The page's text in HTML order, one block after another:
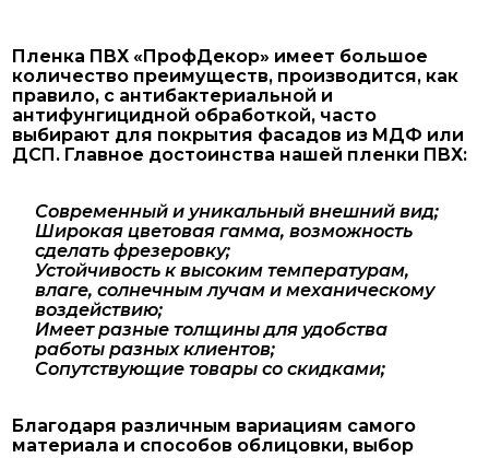
Пленка ПВХ «ПрофДекор» имеет большое
количество преимуществ, производится, как
правило, с антибактериальной и
антифунгицидной обработкой, часто
выбирают для покрытия фасадов из МДФ или
ДСП. Главное достоинства нашей пленки ПВХ:
Современный и уникальный внешний вид;
Широкая цветовая гамма, возможность
сделать фрезеровку;
Устойчивость к высоким температурам,
влаге, солнечным лучам и механическому
воздействию;
Имеет разные толщины для удобства
работы разных клиентов;
Сопутствующие товары со скидками;
Благодаря различным вариациям самого
материала и способов облицовки, выбор